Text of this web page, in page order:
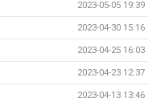
2023-05-05 19:39
2023-04-30 15:16
2023-04-25 16:03
2023-04-23 12:37
2023-04-13 13:46